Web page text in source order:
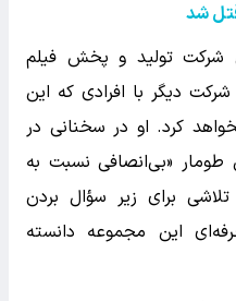
شد
شرکت تولید و پخش فیلم
دیگر با افرادی که این
کرد. او در سخنانی در
«بی‌انصافی نسبت به
برای زیر سؤال بردن
این مجموعه دانسته